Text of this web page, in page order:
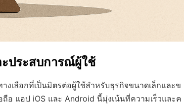
ประสบการณ์ผู้ใช้
งเลือกที่เป็นมิตรต่อผู้ใช้สำหรับธุรกิจขนาดเล็กและข
อ แอป iOS และ Android นี้มุ่งเน้นที่ความเร็วและค